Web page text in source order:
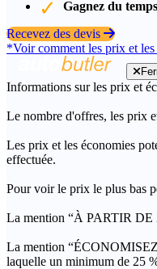
Gagnez du temps
Recevez des devis
*Voir comment les prix et
Informations sur les prix et
Le nombre d'offres, les prix
Les prix et les économies
effectuée.
Pour voir le prix le plus bas
La mention “À PARTIR DE
La mention “ÉCONOMISEZ
laquelle un minimum de 25